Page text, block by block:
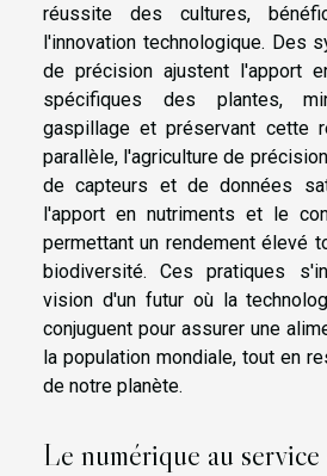
réussite des cultures,
l'innovation technologique. Des
de précision ajustent l'apport
spécifiques des plantes,
gaspillage et préservant cette
parallèle, l'agriculture de
de capteurs et de données
l'apport en nutriments et le
permettant un rendement élevé
biodiversité. Ces pratiques
vision d'un futur où la
conjuguent pour assurer une
la population mondiale, tout en
de notre planète.
Le numérique au